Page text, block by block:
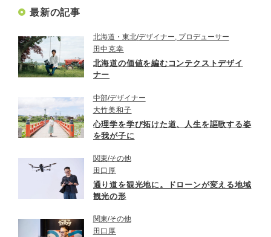
最新の記事
北海道・東北 デザイナー, プロデューサー
田中克幸
北海道の価値を編むコンテクストデザイ
ナー
中部 デザイナー
大竹美和子
心理学を学び拓けた道、人生を謳歌する姿
を我が子に
関東 その他
田口厚
通り道を観光地に。ドローンが変える地域
観光の形
関東 その他
田口厚